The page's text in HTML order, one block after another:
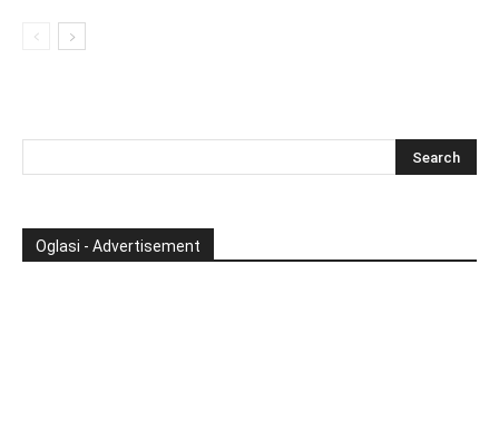
Oglasi - Advertisement